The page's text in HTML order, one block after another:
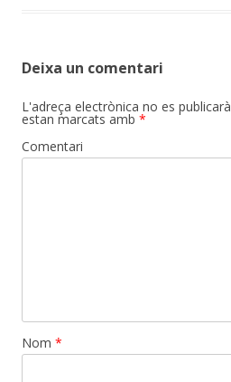
Deixa un comentari
L'adreça electrònica no es publicarà
estan marcats amb *
Comentari
Nom *